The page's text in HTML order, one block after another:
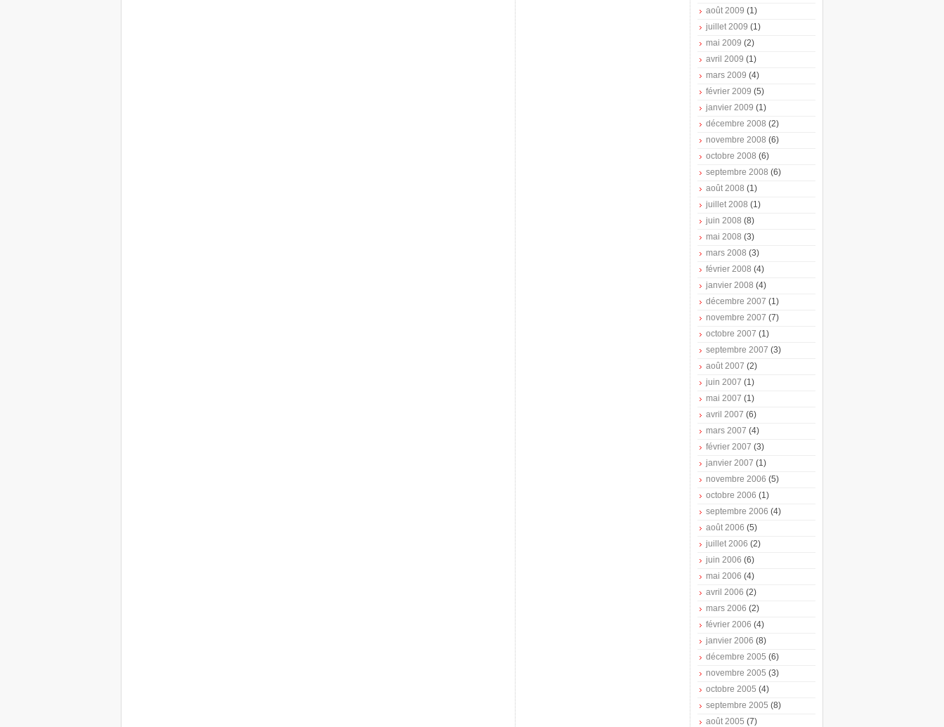
août 2009 (1)
juillet 2009 (1)
mai 2009 (2)
avril 2009 (1)
mars 2009 (4)
février 2009 (5)
janvier 2009 (1)
décembre 2008 (2)
novembre 2008 (6)
octobre 2008 (6)
septembre 2008 (6)
août 2008 (1)
juillet 2008 (1)
juin 2008 (8)
mai 2008 (3)
mars 2008 (3)
février 2008 (4)
janvier 2008 (4)
décembre 2007 (1)
novembre 2007 (7)
octobre 2007 (1)
septembre 2007 (3)
août 2007 (2)
juin 2007 (1)
mai 2007 (1)
avril 2007 (6)
mars 2007 (4)
février 2007 (3)
janvier 2007 (1)
novembre 2006 (5)
octobre 2006 (1)
septembre 2006 (4)
août 2006 (5)
juillet 2006 (2)
juin 2006 (6)
mai 2006 (4)
avril 2006 (2)
mars 2006 (2)
février 2006 (4)
janvier 2006 (8)
décembre 2005 (6)
novembre 2005 (3)
octobre 2005 (4)
septembre 2005 (8)
août 2005 (7)